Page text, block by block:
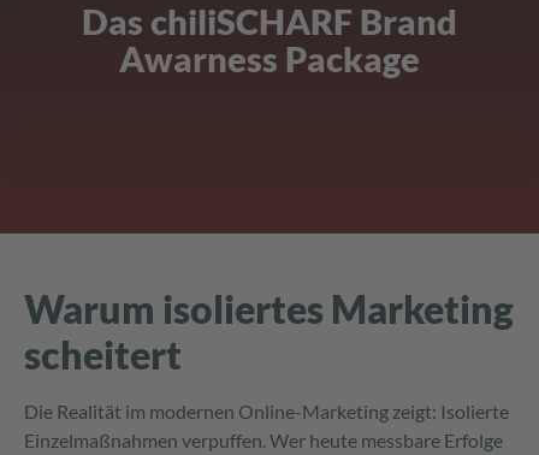
Das chiliSCHARF Brand
Awarness Package
Warum isoliertes Marketing
scheitert
Die Realität im modernen Online-Marketing zeigt: Isolierte
Einzelmaßnahmen verpuffen. Wer heute messbare Erfolge